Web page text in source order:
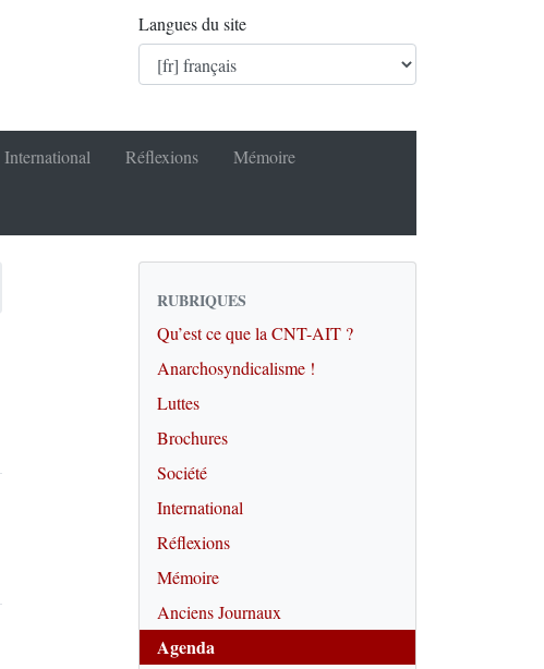
Langues du site
International Réflexions Mémoire
RUBRIQUES
Qu’est ce que la CNT-AIT ?
Anarchosyndicalisme !
Luttes
Brochures
Société
International
Réflexions
Mémoire
Anciens Journaux
Agenda